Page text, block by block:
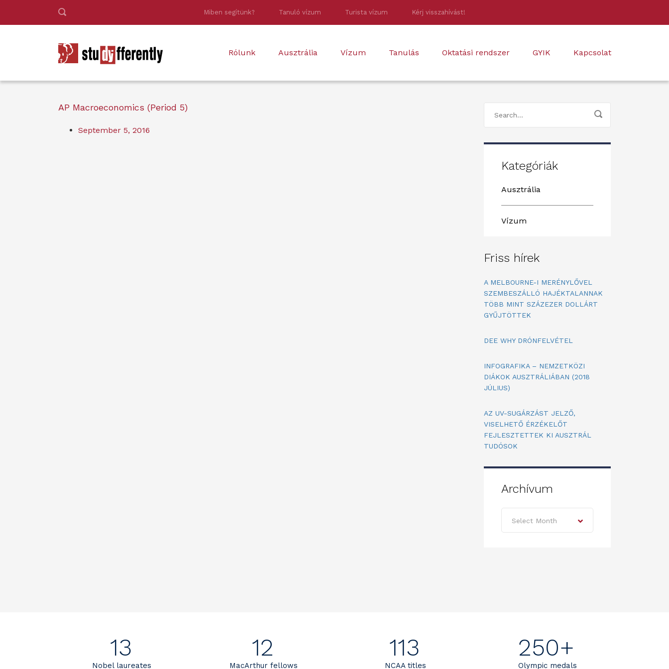
Miben segítünk? Tanuló vízum Turista vízum Kérj visszahívást!
Rólunk Ausztrália Vízum Tanulás Oktatási rendszer GYIK Kapcsolat
AP Macroeconomics (Period 5)
September 5, 2016
Kategóriák
Ausztrália
Vízum
Friss hírek
A MELBOURNE-I MERÉNYLŐVEL
SZEMBESZÁLLÓ HAJÉKTALANNAK
TÖBB MINT SZÁZEZER DOLLÁRT
GYŰJTÖTTEK
DEE WHY DRÓNFELVÉTEL
INFOGRAFIKA – NEMZETKÖZI
DIÁKOK AUSZTRÁLIÁBAN (2018
JÚLIUS)
AZ UV-SUGÁRZÁST JELZŐ,
VISELHETŐ ÉRZÉKELŐT
FEJLESZTETTEK KI AUSZTRÁL
TUDÓSOK
Archívum
Archívum
Select Month
13
Nobel laureates
12
MacArthur fellows
113
NCAA titles
250+
Olympic medals